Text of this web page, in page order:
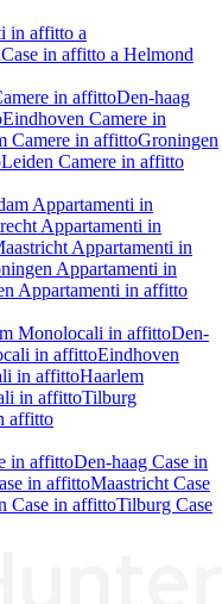
in affitto a
Case in affitto a Helmond
in affittoDen-haag
Eindhoven Camere in
Camere in affittoGroningen
Leiden Camere in affitto
Appartamenti in
Appartamenti in
Appartamenti in
Appartamenti in
Appartamenti in affitto
Monolocali in affittoDen-
in affittoEindhoven
in affittoHaarlem
in affittoTilburg
affitto
in affittoDen-haag Case in
in affittoMaastricht Case
Case in affittoTilburg Case